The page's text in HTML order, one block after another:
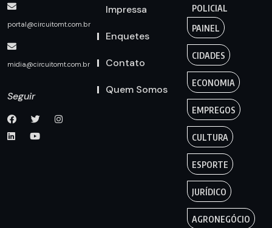
portal@circuitomt.com.br
midia@circuitomt.com.br
Seguir
Impressa
Enquetes
Contato
Quem Somos
POLICIAL
PAINEL
CIDADES
ECONOMIA
EMPREGOS
CULTURA
ESPORTE
JURÍDICO
AGRONEGÓCIO